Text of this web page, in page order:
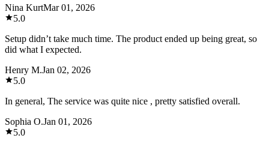
Nina KurtMar 01, 2026
5.0
Setup didn’t take much time. The product ended up being great, so
did what I expected.
Henry M.Jan 02, 2026
5.0
In general, The service was quite nice , pretty satisfied overall.
Sophia O.Jan 01, 2026
5.0